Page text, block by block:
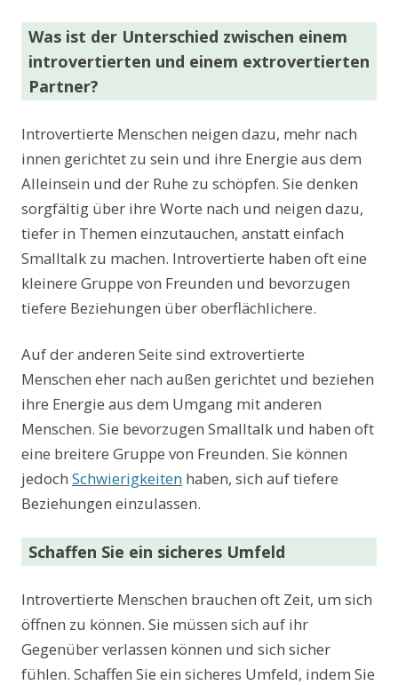
Was ist der Unterschied zwischen einem
introvertierten und einem extrovertierten
Partner?
Introvertierte Menschen neigen dazu, mehr nach
innen gerichtet zu sein und ihre Energie aus dem
Alleinsein und der Ruhe zu schöpfen. Sie denken
sorgfältig über ihre Worte nach und neigen dazu,
tiefer in Themen einzutauchen, anstatt einfach
Smalltalk zu machen. Introvertierte haben oft eine
kleinere Gruppe von Freunden und bevorzugen
tiefere Beziehungen über oberflächlichere.
Auf der anderen Seite sind extrovertierte
Menschen eher nach außen gerichtet und beziehen
ihre Energie aus dem Umgang mit anderen
Menschen. Sie bevorzugen Smalltalk und haben oft
eine breitere Gruppe von Freunden. Sie können
jedoch Schwierigkeiten haben, sich auf tiefere
Beziehungen einzulassen.
Schaffen Sie ein sicheres Umfeld
Introvertierte Menschen brauchen oft Zeit, um sich
öffnen zu können. Sie müssen sich auf ihr
Gegenüber verlassen können und sich sicher
fühlen. Schaffen Sie ein sicheres Umfeld, indem Sie